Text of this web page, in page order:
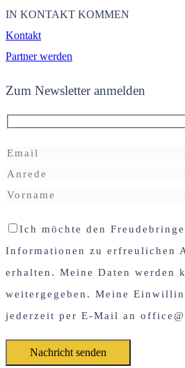
IN KONTAKT KOMMEN
Kontakt
Partner werden
Zum Newsletter anmelden
Ich möchte den
Informationen zu erfreulichen
erhalten. Meine Daten werden
weitergegeben. Meine
jederzeit per E-Mail an